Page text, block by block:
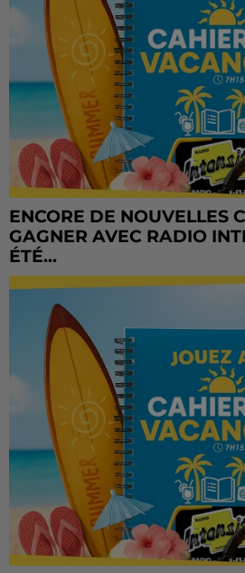
ENCORE DE NOUVELLES
GAGNER AVEC RADIO
ÉTÉ...